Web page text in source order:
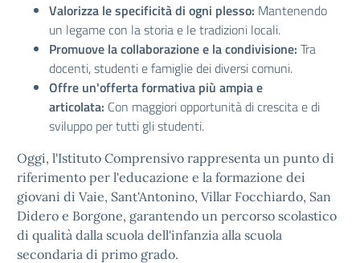
Valorizza le specificità di ogni plesso: Mantenendo
un legame con la storia e le tradizioni locali.
Promuove la collaborazione e la condivisione: Tra
docenti, studenti e famiglie dei diversi comuni.
Offre un'offerta formativa più ampia e
articolata: Con maggiori opportunità di crescita e di
sviluppo per tutti gli studenti.
Oggi, l'Istituto Comprensivo rappresenta un punto di
riferimento per l'educazione e la formazione dei
giovani di Vaie, Sant'Antonino, Villar Focchiardo, San
Didero e Borgone, garantendo un percorso scolastico
di qualità dalla scuola dell'infanzia alla scuola
secondaria di primo grado.